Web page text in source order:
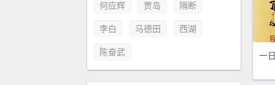
何应辉 贾岛 隔断
李白 马德田 西湖
陈奋武 一